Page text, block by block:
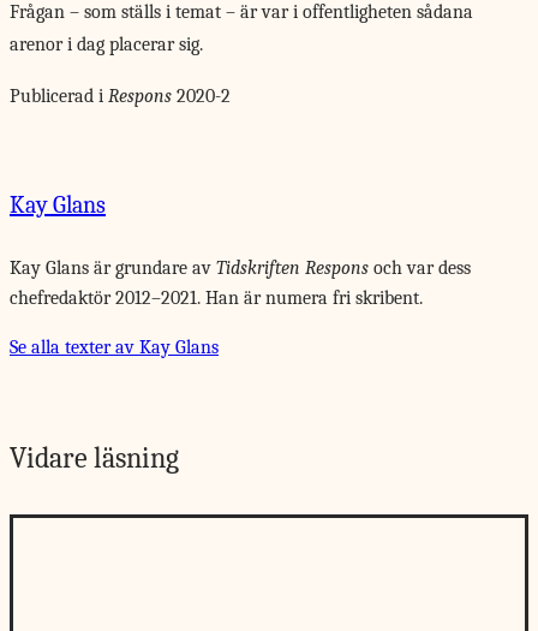
Frågan – som ställs i temat – är var i offentligheten sådana
arenor i dag placerar sig.
Publicerad i Respons 2020-2
Kay Glans
Kay Glans är grundare av Tidskriften Respons och var dess
chefredaktör 2012–2021. Han är numera fri skribent.
Se alla texter av Kay Glans
Vidare läsning